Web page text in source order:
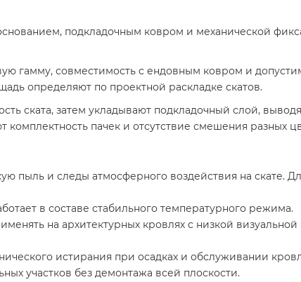
подкладочным ковром и механической
гамму, совместимость с ендовным ковром и
определяют по проектной раскладке скатов.
ската, затем укладывают подкладочный слой,
пачек и отсутствие смешения разных
пыль и следы атмосферного воздействия на скате.
в составе стабильного температурного режима.
на архитектурных кровлях с низкой
истирания при осадках и обслуживании
участков без демонтажа всей плоскости.